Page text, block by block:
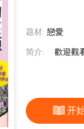
题材: 戀愛
简介: 歡迎觀
开